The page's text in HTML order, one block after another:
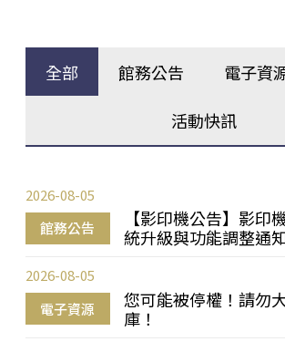
全部 館務公告 電子資
活動快訊
館務公告
【影印機公告】影印
統升級與功能調整通
2026-08-05
電子資源
您可能被停權！請勿
庫！
2026-08-05